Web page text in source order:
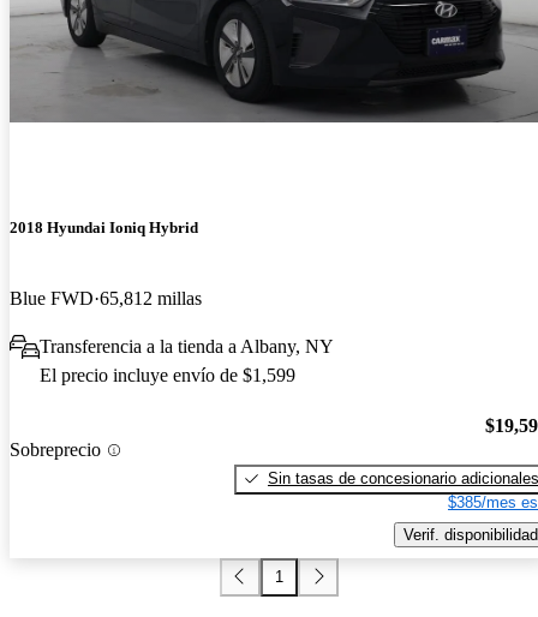
2018 Hyundai Ioniq Hybrid
Blue FWD 65,812 millas
Transferencia a la tienda a Albany, NY
El precio incluye envío de $1,599
Sobreprecio
Sin tasas de concesionario adicionales
$385/mes
Verif. disponibilidad
1